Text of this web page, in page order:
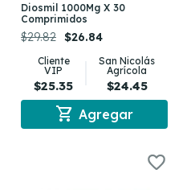
Diosmil 1000Mg X 30
Comprimidos
$29.82 $26.84
Cliente
VIP
$25.35
San Nicolás
Agrícola
$24.45
shopping_cart Agregar